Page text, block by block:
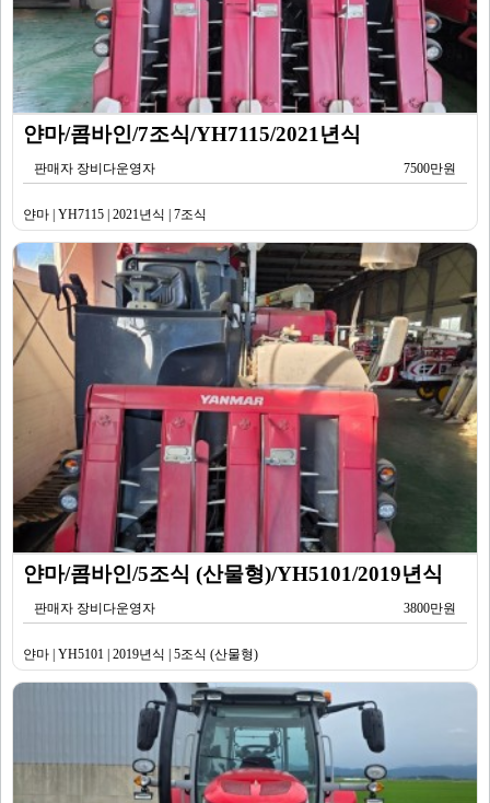
얀마/콤바인/7조식/YH7115/2021년식
판매자 장비다운영자 7500만원
얀마 | YH7115 | 2021년식 | 7조식
얀마/콤바인/5조식 (산물형)/YH5101/2019년식
판매자 장비다운영자 3800만원
얀마 | YH5101 | 2019년식 | 5조식 (산물형)